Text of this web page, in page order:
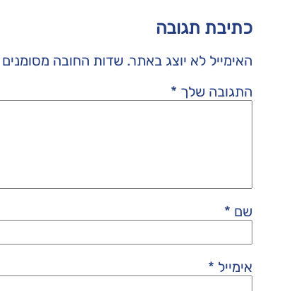
כתיבת תגובה
האימייל לא יוצג באתר. שדות החובה מסומנים
התגובה שלך *
שם *
אימייל *